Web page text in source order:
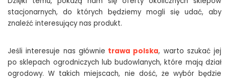
stacjonarnych, do których będziemy mogli się udać, aby
znaleźć interesujący nas produkt.
Jeśli interesuje nas głównie trawa polska, warto szukać jej
po sklepach ogrodniczych lub budowlanych, które mają dział
ogrodowy. W takich miejscach, nie dość, że wybór będzie